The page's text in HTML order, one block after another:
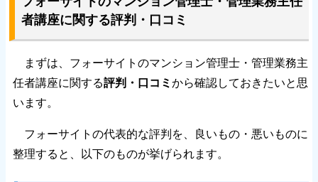
者講座に関する評判・口コミ
まずは、フォーサイトのマンション管理士・管理業務主
任者講座に関する評判・口コミ から確認しておきたいと思
います。
フォーサイトの代表的な評判を、良いもの・悪いものに
整理すると、以下のものが挙げられます。